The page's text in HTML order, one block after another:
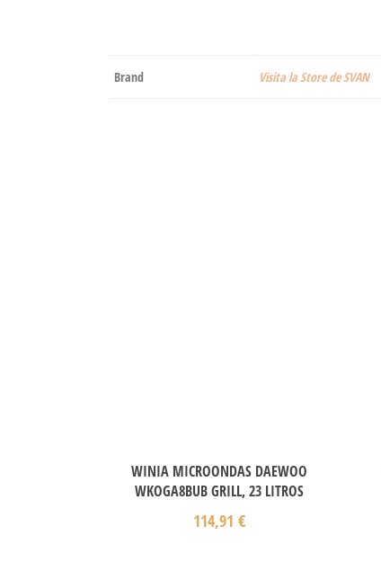
Brand Visita la Store de SVAN
WINIA MICROONDAS DAEWOO
WKOGA8BUB GRILL, 23 LITROS
114,91 €